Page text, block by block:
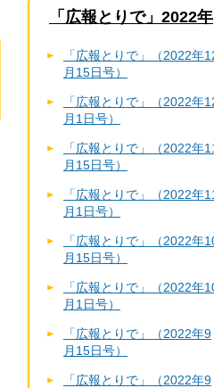
「広報とりで」2022年
「広報とりで」（2022年
月15日号）
「広報とりで」（2022年
月1日号）
「広報とりで」（2022年
月15日号）
「広報とりで」（2022年
月1日号）
「広報とりで」（2022年
月15日号）
「広報とりで」（2022年
月1日号）
「広報とりで」（2022年9
月15日号）
「広報とりで」（2022年9